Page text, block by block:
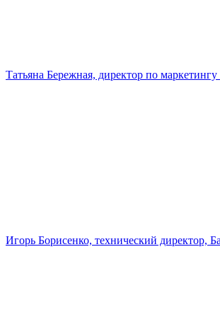
Татьяна Бережная, директор по
Игорь Борисенко, технический директор,